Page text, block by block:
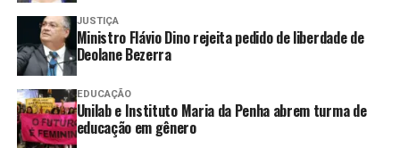
Na segunda etapa do calendário, Goiânia recebe 22
pilotos, divididos em 11 equipes. Pioneira, a capital
goiana foi a primeira a receber a categoria entre 1987 e
1989.
“A gente está pronto, à disposição, oferecendo essa
JUSTIÇA
Ministro Flávio Dino rejeita pedido de liberdade de
Deolane Bezerra
EDUCAÇÃO
Unilab e Instituto Maria da Penha abrem turma de
educação em gênero